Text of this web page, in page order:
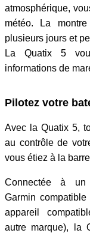
atmosphérique,
météo. La
plusieurs jours et
La Quatix 5
informations de
Pilotez votre
Avec la Quatix 5,
au contrôle de
vous étiez à la
Connectée à un
Garmin
appareil
autre marque), la